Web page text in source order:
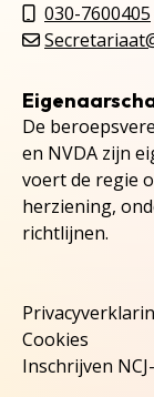
030-7600405
De
en NVDA zijn
voert de regie
herziening,
richtlijnen.
Cookies
Inschrijven